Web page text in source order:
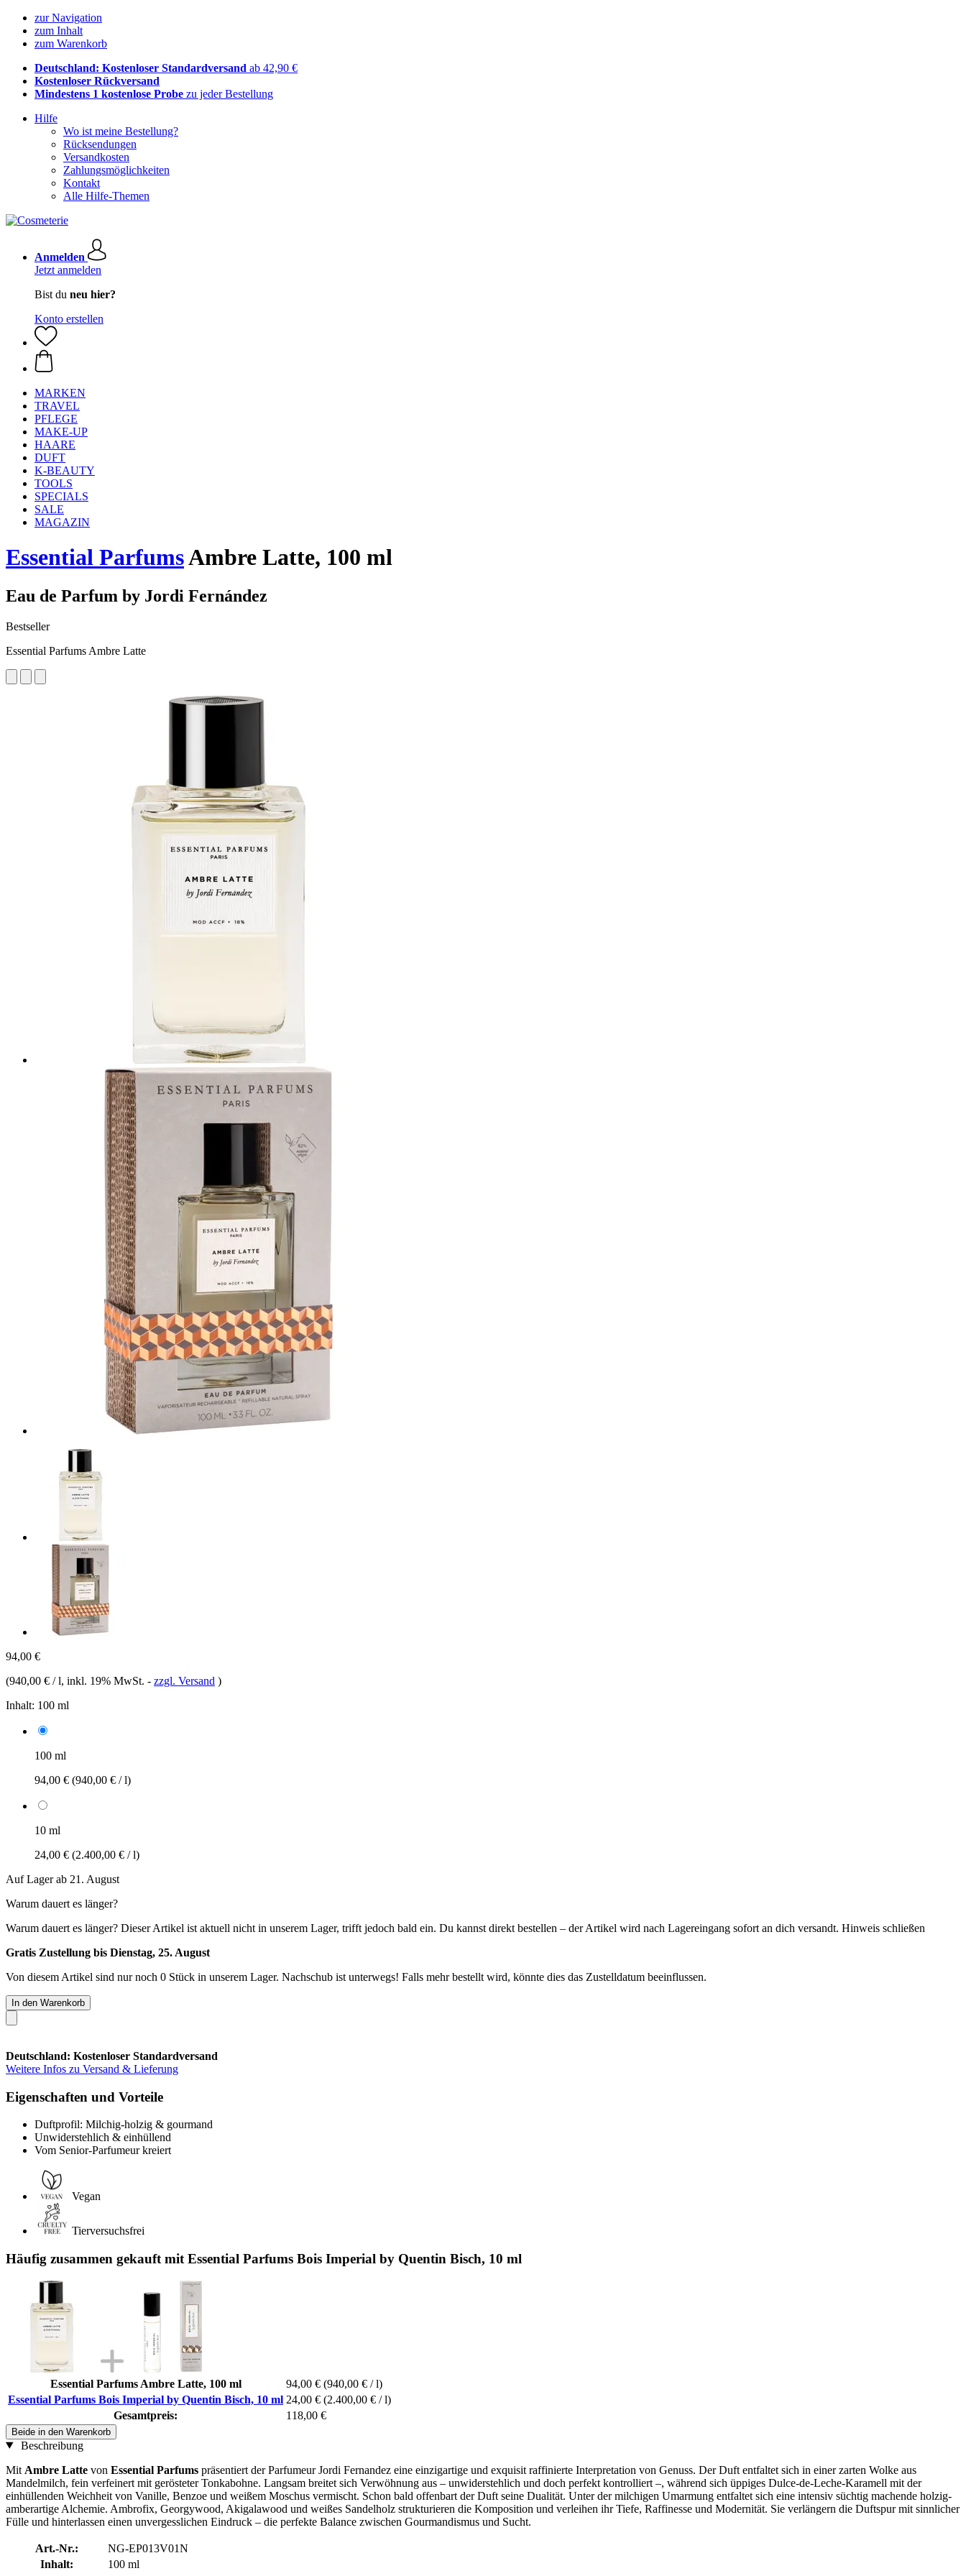
zur Navigation
zum Inhalt
zum Warenkorb
Deutschland: Kostenloser Standardversand ab 42,90 €
Kostenloser Rückversand
Mindestens 1 kostenlose Probe zu jeder Bestellung
Hilfe
Wo ist meine Bestellung?
Rücksendungen
Versandkosten
Zahlungsmöglichkeiten
Kontakt
Alle Hilfe-Themen
Anmelden
Jetzt anmelden
Bist du neu hier?
Konto erstellen
MARKEN
TRAVEL
PFLEGE
MAKE-UP
HAARE
DUFT
K-BEAUTY
TOOLS
SPECIALS
SALE
MAGAZIN
Essential ParfumsAmbre Latte, 100 ml
Eau de Parfum by Jordi Fernández
Bestseller
Essential Parfums Ambre Latte
94,00 €
(940,00 € / l, inkl. 19% MwSt. - zzgl. Versand )
Inhalt: 100 ml
100 ml
94,00 € (940,00 € / l)
10 ml
24,00 € (2.400,00 € / l)
Auf Lager ab 21. August
Warum dauert es länger?
Warum dauert es länger? Dieser Artikel ist aktuell nicht in unserem Lager, trifft jedoch bald ein. Du kannst direkt bestellen – der Artikel wird nach Lagereingang sofort an dich versandt. Hinweis schließen
Gratis Zustellung bis Dienstag, 25. August
Von diesem Artikel sind nur noch 0 Stück in unserem Lager. Nachschub ist unterwegs! Falls mehr bestellt wird, könnte dies das Zustelldatum beeinflussen.
In den Warenkorb
Deutschland: Kostenloser Standardversand
Weitere Infos zu Versand & Lieferung
Eigenschaften und Vorteile
Duftprofil: Milchig-holzig & gourmand
Unwiderstehlich & einhüllend
Vom Senior-Parfumeur kreiert
Vegan
Tierversuchsfrei
Häufig zusammen gekauft mit Essential Parfums Bois Imperial by Quentin Bisch, 10 ml
Essential Parfums Ambre Latte, 100 ml 94,00 € (940,00 € / l)
Essential Parfums Bois Imperial by Quentin Bisch, 10 ml 24,00 € (2.400,00 € / l)
Gesamtpreis:
118,00 €
Beide in den Warenkorb
Beschreibung
Mit Ambre Latte von Essential Parfums präsentiert der Parfumeur Jordi Fernandez eine einzigartige und exquisit raffinierte Interpretation von Genuss. Der Duft entfaltet sich in einer zarten Wolke aus
Mandelmilch, fein verfeinert mit gerösteter Tonkabohne. Langsam breitet sich Verwöhnung aus – unwiderstehlich und doch perfekt kontrolliert –, während sich üppiges Dulce-de-Leche-Karamell mit der
einhüllenden Weichheit von Vanille, Benzoe und weißem Moschus vermischt. Schon bald offenbart der Duft seine Dualität. Unter der milchigen Umarmung entfaltet sich eine intensiv süchtig machende holzig-
amberartige Alchemie. Ambrofix, Georgywood, Akigalawood und weißes Sandelholz strukturieren die Komposition und verleihen ihr Tiefe, Raffinesse und Modernität. Sie verlängern die Duftspur mit sinnlicher
Fülle und hinterlassen einen unvergesslichen Eindruck – die perfekte Balance zwischen Gourmandismus und Sucht.
Art.-Nr.:
NG-EP013V01N
Inhalt:
100 ml